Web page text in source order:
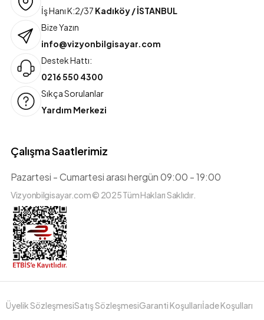
İş Hanı K:2/37 Kadıköy / İSTANBUL
Bize Yazın
info@vizyonbilgisayar.com
Destek Hattı:
0216 550 4300
Sıkça Sorulanlar
Yardım Merkezi
Çalışma Saatlerimiz
Pazartesi - Cumartesi arası hergün 09:00 - 19:00
Vizyonbilgisayar.com © 2025 Tüm Hakları Saklıdır.
Üyelik SözleşmesiSatış SözleşmesiGaranti Koşullarıİade Koşulları